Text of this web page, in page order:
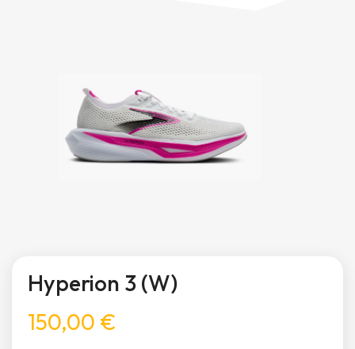
Hyperion 3 (W)
150,00 €